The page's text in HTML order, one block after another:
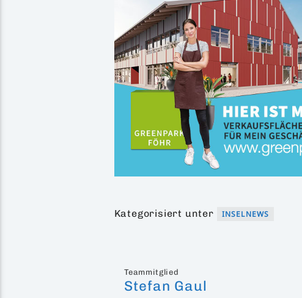
Kategorisiert unter INSELNEWS
Teammitglied
Stefan Gaul